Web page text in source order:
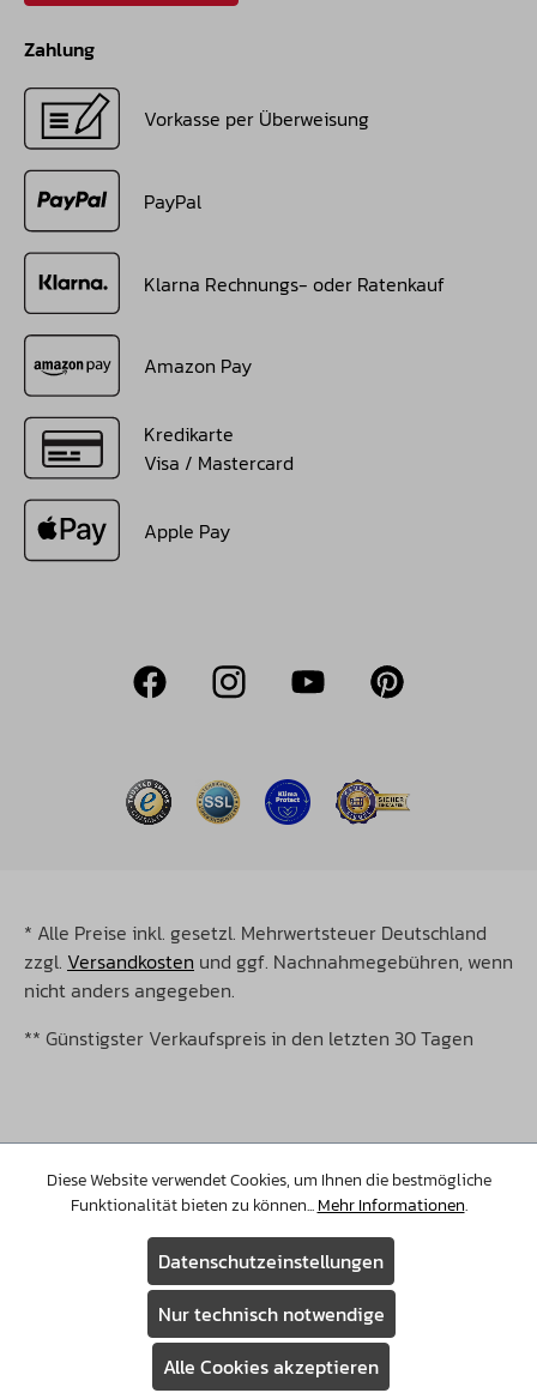
Zahlung
Vorkasse per Überweisung
PayPal
Klarna Rechnungs- oder Ratenkauf
Amazon Pay
Kredikarte
Visa / Mastercard
Apple Pay
* Alle Preise inkl. gesetzl. Mehrwertsteuer Deutschland
zzgl. Versandkosten und ggf. Nachnahmegebühren, wenn
nicht anders angegeben.
** Günstigster Verkaufspreis in den letzten 30 Tagen
©Copyright 2026 Christopeit Sport. Alle Rechte
vorbehalten.
Diese Website verwendet Cookies, um Ihnen die bestmögliche
Funktionalität bieten zu können...Mehr Informationen.
Datenschutzeinstellungen
Nur technisch notwendige
Alle Cookies akzeptieren